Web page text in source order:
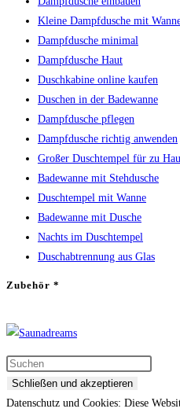
Kleine Dampfdusche mit
Dampfdusche minimal
Dampfdusche Haut
Duschkabine online kaufen
Duschen in der Badewanne
Dampfdusche pflegen
Dampfdusche richtig anwenden
Großer Duschtempel für zu
Badewanne mit Stehdusche
Duschtempel mit Wanne
Badewanne mit Dusche
Nachts im Duschtempel
Duschabtrennung aus Glas
Zubehör *
Datenschutz und Cookies: Diese